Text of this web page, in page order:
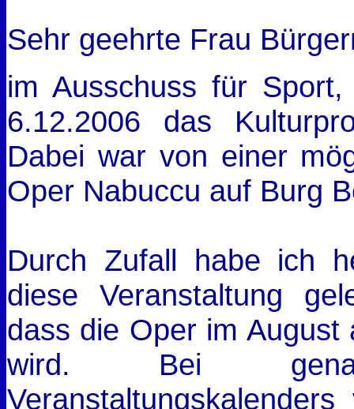
Sehr geehrte Frau
im Ausschuss für
6.12.2006 das
Dabei war von einer
Oper Nabuccu auf Burg
Durch Zufall habe ich
diese Veranstaltung
dass die Oper im
wird. Bei